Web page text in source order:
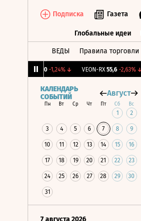
Подписка Газета
Глобальные идеи
ВЕДЫ Правила торговли
-1,24%↓ VEON-RX 55,6 -2,63%↓
КАЛЕНДАРЬ
СОБЫТИЙ
Август
Пн Вт Ср Чт Пт Сб Вс
1 2
3 4 5 6 7 8 9
10 11 12 13 14 15 16
17 18 19 20 21 22 23
24 25 26 27 28 29 30
31
7 августа 2026